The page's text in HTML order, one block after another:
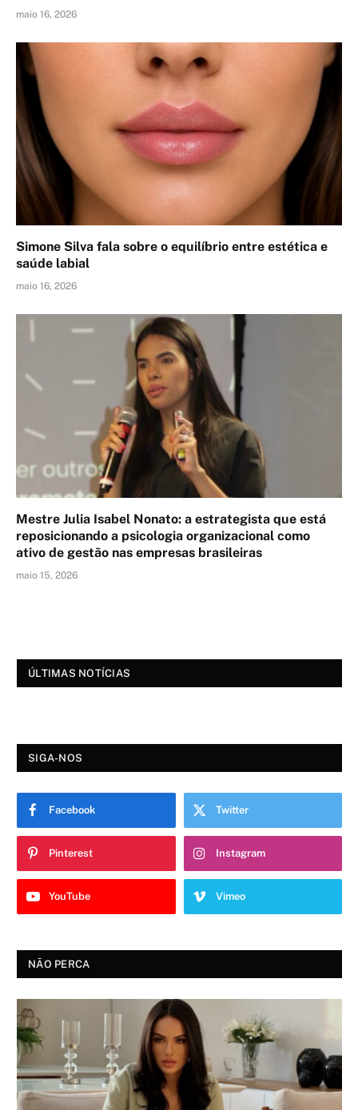
maio 16, 2026
Simone Silva fala sobre o equilíbrio entre estética e
saúde labial
maio 16, 2026
Mestre Julia Isabel Nonato: a estrategista que está
reposicionando a psicologia organizacional como
ativo de gestão nas empresas brasileiras
maio 15, 2026
ÚLTIMAS NOTÍCIAS
SIGA-NOS
Facebook Twitter
Pinterest Instagram
YouTube Vimeo
NÃO PERCA